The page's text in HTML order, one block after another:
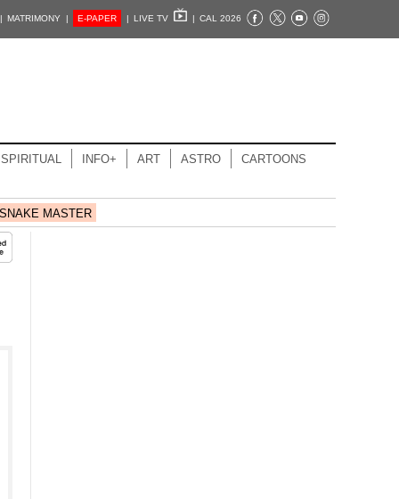
MATRIMONY | E-PAPER | LIVE TV | CAL 2026
SPIRITUAL INFO+ ART ASTRO CARTOONS
MASTER